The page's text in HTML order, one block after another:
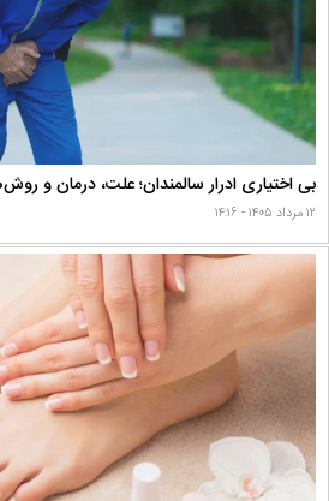
بی اختیاری ادرار سالمندان؛ علت، درمان و
۱۲ مرداد ۱۴۰۵ - ۱۴:۱۶